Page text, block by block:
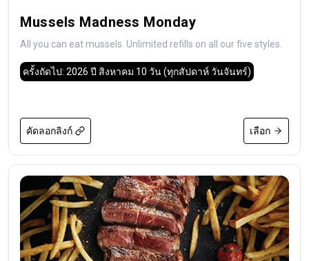
Mussels Madness Monday
All you can eat mussels. Unlimited refills on all our five styles.
ครั้งถัดไป: 2026 ปี สิงหาคม 10 วัน(ทุกสัปดาห์ วันจันทร์)
คัดลอกลิงก์ เลือก